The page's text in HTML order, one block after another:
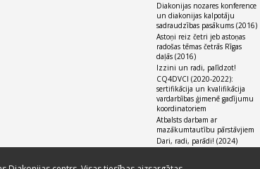
Diakonijas nozares konference
un diakonijas kalpotāju
sadraudzības pasākums (2016)
Astoņi reiz četri jeb astoņas
radošas tēmas četrās Rīgas
daļās (2016)
Izzini un radi, palīdzot!
CQ4DVCI (2020-2022):
sertifikācija un kvalifikācija
vardarbības ģimenē gadījumu
koordinatoriem
Atbalsts darbam ar
mazākumtautību pārstāvjiem
Dari, radi, parādi! (2024)